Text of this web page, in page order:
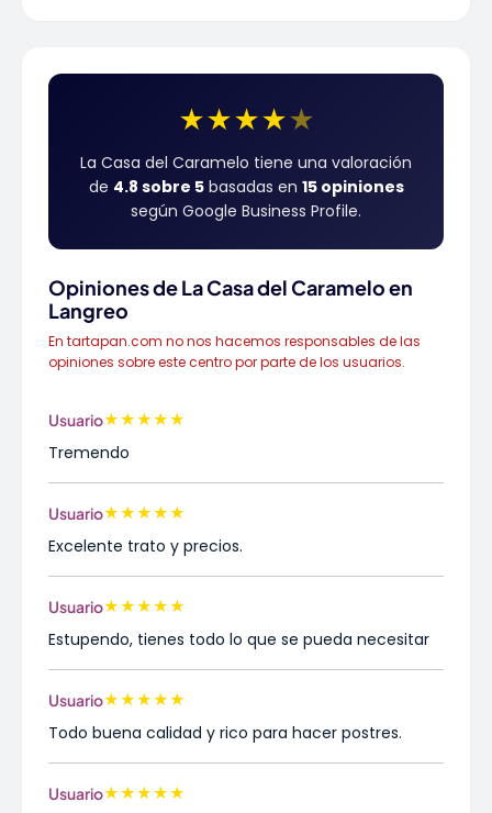
★★★★★
La Casa del Caramelo tiene una valoración
de 4.8 sobre 5basadas en 15 opiniones
según Google Business Profile.
Opiniones de La Casa del Caramelo en
Langreo
En tartapan.com no nos hacemos responsables de las
opiniones sobre este centro por parte de los usuarios.
Usuario★★★★★
Tremendo
Usuario★★★★★
Excelente trato y precios.
Usuario★★★★★
Estupendo, tienes todo lo que se pueda necesitar
Usuario★★★★★
Todo buena calidad y rico para hacer postres.
Usuario★★★★★